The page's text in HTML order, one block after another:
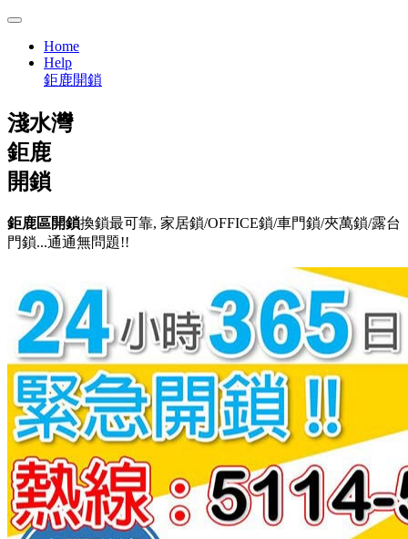
Home
Help
鉅鹿開鎖
淺水灣
鉅鹿
開鎖
鉅鹿區開鎖換鎖最可靠, 家居鎖/OFFICE鎖/車門鎖/夾萬鎖/露台
門鎖...通通無問題!!